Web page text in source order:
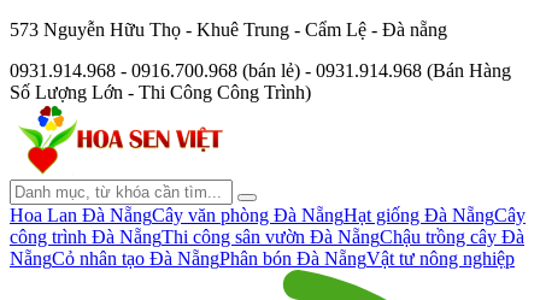
573 Nguyễn Hữu Thọ - Khuê Trung - Cẩm Lệ - Đà nẵng
0931.914.968 - 0916.700.968 (bán lẻ) - 0931.914.968 (Bán Hàng
Số Lượng Lớn - Thi Công Công Trình)
Hoa Lan Đà NẵngCây văn phòng Đà NẵngHạt giống Đà NẵngCây
công trình Đà NẵngThi công sân vườn Đà NẵngChậu trồng cây Đà
NẵngCỏ nhân tạo Đà NẵngPhân bón Đà NẵngVật tư nông nghiệp